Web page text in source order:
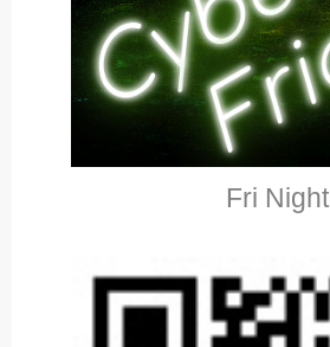
Fri Night